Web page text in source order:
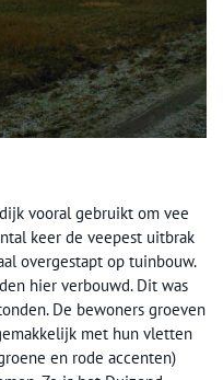
vooral gebruikt om vee
keer de veepest uitbrak
overgestapt op tuinbouw.
hier verbouwd. Dit was
De bewoners groeven
met hun vletten
en rode accenten)